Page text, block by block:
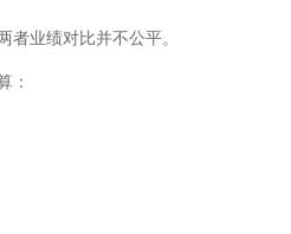
者业绩对比并不公平。
：